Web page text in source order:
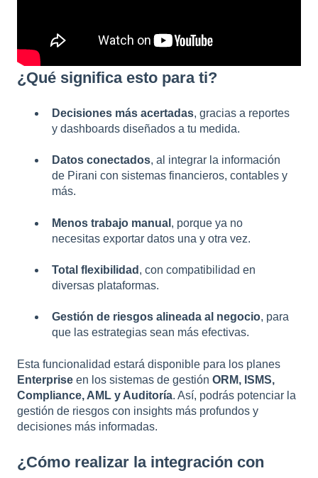
¿Qué significa esto para ti?
Decisiones más acertadas, gracias a reportes
y dashboards diseñados a tu medida.
Datos conectados, al integrar la información
de Pirani con sistemas financieros, contables y
más.
Menos trabajo manual , porque ya no
necesitas exportar datos una y otra vez.
Total flexibilidad , con compatibilidad en
diversas plataformas.
Gestión de riesgos alineada al negocio, para
que las estrategias sean más efectivas.
Esta funcionalidad estará disponible para los planes
Enterprise en los sistemas de gestión ORM, ISMS,
Compliance, AML y Auditoría. Así, podrás potenciar la
gestión de riesgos con insights más profundos y
decisiones más informadas.
¿Cómo realizar la integración con